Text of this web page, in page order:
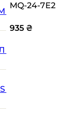
MQ-24-7E2
935 ₴